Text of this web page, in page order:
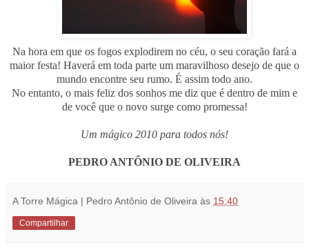
Na hora em que os fogos explodirem no céu, o seu coração fará a
maior festa! Haverá em toda parte um maravilhoso desejo de que o
mundo encontre seu rumo. É assim todo ano.
No entanto, o mais feliz dos sonhos me diz que é dentro de mim e
de você que o novo surge como promessa!
Um mágico 2010 para todos nós!
PEDRO ANTÔNIO DE OLIVEIRA
A Torre Mágica | Pedro Antônio de Oliveira às 15:40
Compartilhar